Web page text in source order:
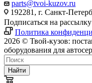
parts@tvoi-kuzov.ru
192281, г. Санкт-
Подписаться на рассылку
Политика
2026 © Твой-кузов:
оборудования для
Найти